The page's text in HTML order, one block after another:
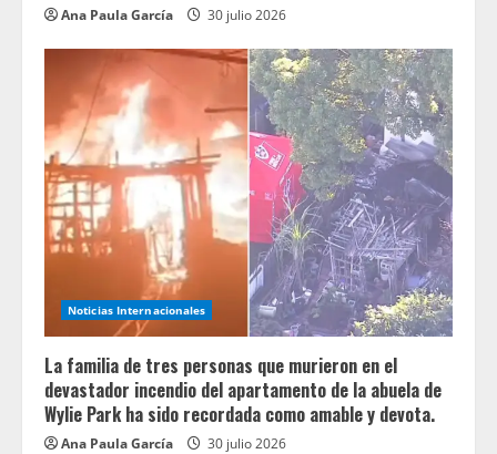
Ana Paula García 30 julio 2026
Noticias Internacionales
La familia de tres personas que murieron en el
devastador incendio del apartamento de la abuela de
Wylie Park ha sido recordada como amable y devota.
Ana Paula García 30 julio 2026